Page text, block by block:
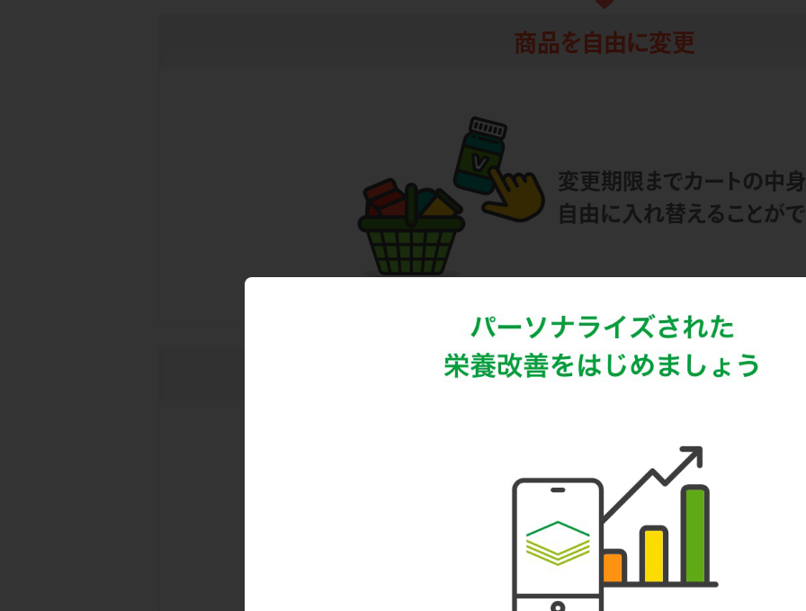
商品を自由に変更
変更期限までカートの中
自由に入れ替えることが
簡単お得に栄養管理
届いた商品を摂って簡単